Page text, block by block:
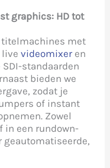
graphics: HD tot
titelmachines met
livevideomixer en
standaarden
bieden we
zodat je
of instant
Zowel
in een rundown-
geautomatiseerde,